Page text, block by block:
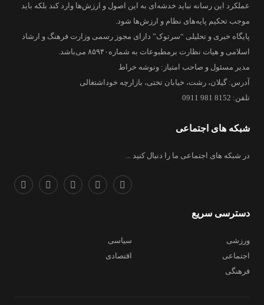
عملکرد این رسانه نباید خدشه‌ای به این اصول و ارزش‌ها وارد کند بلکه باید
موجب تحکیم پایه‌های نظام و ارزش‌ها شود.
پایگاه خبری و تحلیلی “سرتوک” دارای مجوز رسمی وزارت فرهنگ و ارشاد
اسلامی و هیات نظارت برمطبوعات به شماره۸۵۹۴۰ می‌باشد.
مدیر مسئول و صاحب امتیاز: ونوشه خراط
آدرس: گیلان، رشت، خیابان تختی، بازارچه خوداشتغالی
تلفن: 8152 981 0911
شبکه های اجتماعی
در شبکه های اجتماعی ما را دنبال کنید ...
دسترسی سریع
ورزشی
سیاسی
اجتماعی
اقتصادی
فرهنگی